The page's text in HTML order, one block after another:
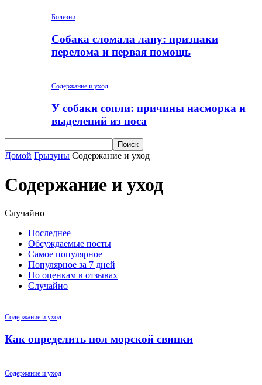
Болезни
Собака сломала лапу: признаки
перелома и первая помощь
Содержание и уход
У собаки сопли: причины насморка и
выделений из носа
Домой Грызуны Содержание и уход
Содержание и уход
Случайно
Последнее
Обсуждаемые посты
Самое популярное
Популярное за 7 дней
По оценкам в отзывах
Случайно
Содержание и уход
Как определить пол морской свинки
Содержание и уход